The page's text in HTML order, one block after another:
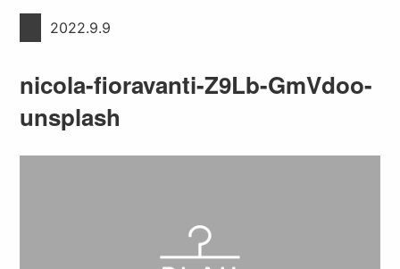
2022.9.9
nicola-fioravanti-Z9Lb-GmVdoo-
unsplash